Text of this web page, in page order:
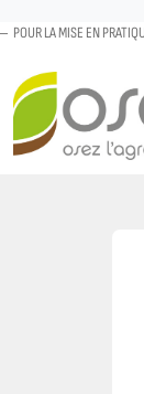
POUR LA MISE EN